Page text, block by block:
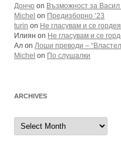
Дончо on Възможност за Васил
Michel on Предизборно ’23
turin on Не гласувам и се гордея
Илиян on Не гласувам и се
Ал on Лоши преводи –
Michel on По слушалки
ARCHIVES
Archives